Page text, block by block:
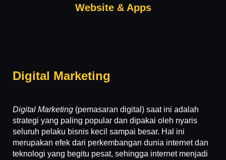
Website & Apps
Digital Marketing
Digital Marketing (pemasaran digital) saat ini adalah
strategi yang paling popular dan dipakai oleh nyaris
seluruh pelaku bisnis kecil sampai besar. Hal ini
merupakan efek dari perkembangan dunia internet dan
teknologi yang begitu pesat, sehingga internet menjadi